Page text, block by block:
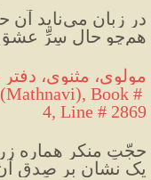
در زبان می‌ناید آن حجّت، بدان
هم‌چو حالِ سِرِّ عشقِ عاشقان
مولوی، مثنوی، دفتر
Book #
4, Line # 2869
حجّتِ منکر هماره
یک نشان بر صِدقِ آن